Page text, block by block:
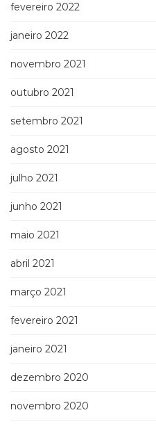
fevereiro 2022
janeiro 2022
novembro 2021
outubro 2021
setembro 2021
agosto 2021
julho 2021
junho 2021
maio 2021
abril 2021
março 2021
fevereiro 2021
janeiro 2021
dezembro 2020
novembro 2020